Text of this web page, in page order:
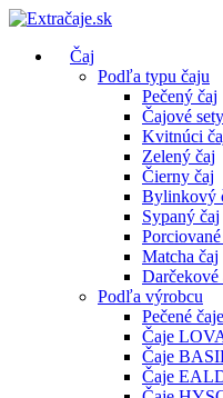
Čaj
Podľa typu čaju
Pečený čaj
Čajové sety
Kvitnúci
Zelený čaj
Čierny čaj
Bylinkový
Sypaný čaj
Matcha čaj
Darčekové
Podľa výrobcu
Pečené
Čaje
Čaje
Čaje